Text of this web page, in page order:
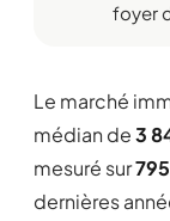
foyer
Le marché
médian de3
mesuré sur
dernières